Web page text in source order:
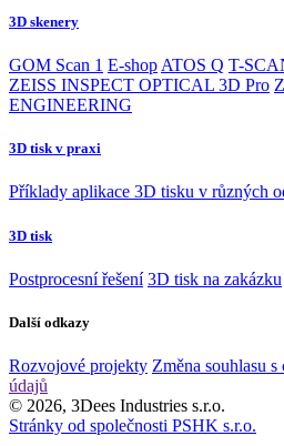
3D skenery
GOM Scan 1 E-shop ATOS Q T-
ZEISS INSPECT OPTICAL 3D Pro
ENGINEERING
3D tisk v praxi
Příklady aplikace 3D tisku v různých
3D tisk
Postprocesní řešení 3D tisk na zakázku
Další odkazy
Rozvojové projekty Změna souhlasu s
údajů
© 2026, 3Dees Industries s.r.o.
Stránky od společnosti PSHK s.r.o.